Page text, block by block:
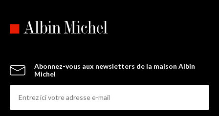
Abonnez-vous aux newsletters de la maison Albin
Michel